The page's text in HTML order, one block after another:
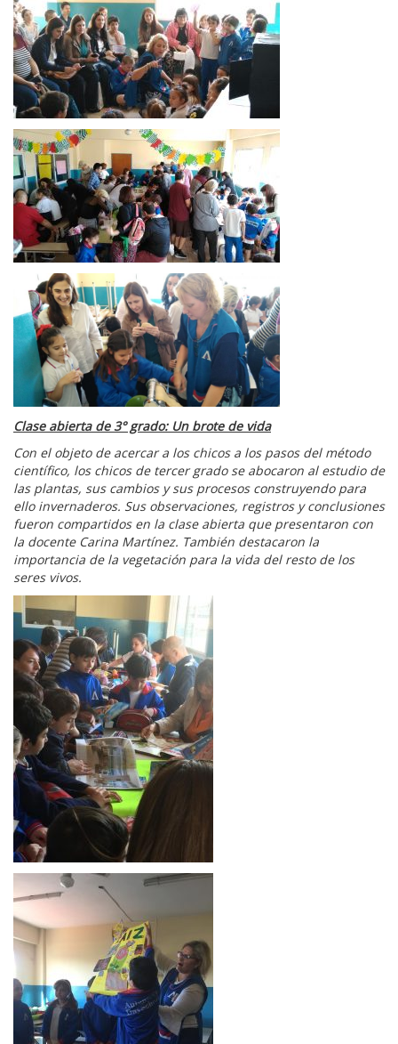
Clase abierta de 3° grado: Un brote de vida
Con el objeto de acercar a los chicos a los pasos del método
científico, los chicos de tercer grado se abocaron al estudio de
las plantas, sus cambios y sus procesos construyendo para
ello invernaderos. Sus observaciones, registros y conclusiones
fueron compartidos en la clase abierta que presentaron con
la docente Carina Martínez. También destacaron la
importancia de la vegetación para la vida del resto de los
seres vivos.